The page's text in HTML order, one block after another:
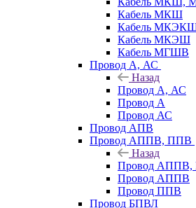
Кабель МКШ
Кабель
Кабель МКЭШ
Кабель МГШВ
Провод А, АС
Назад
Провод А, АС
Провод А
Провод АС
Провод АПВ
Провод АППВ, ППВ
Назад
Провод
Провод АППВ
Провод ППВ
Провод БПВЛ